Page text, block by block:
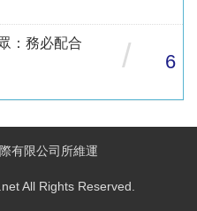
：務必配合
/ 6
有限公司所維運
All Rights Reserved.